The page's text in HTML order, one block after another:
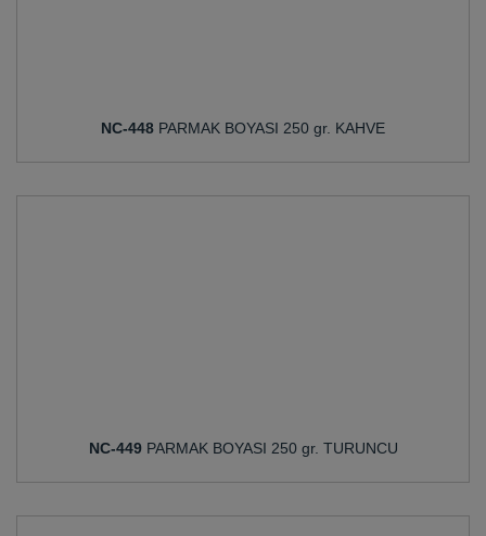
NC-448 PARMAK BOYASI 250 gr. KAHVE
NC-449PARMAK BOYASI 250 gr. TURUNCU